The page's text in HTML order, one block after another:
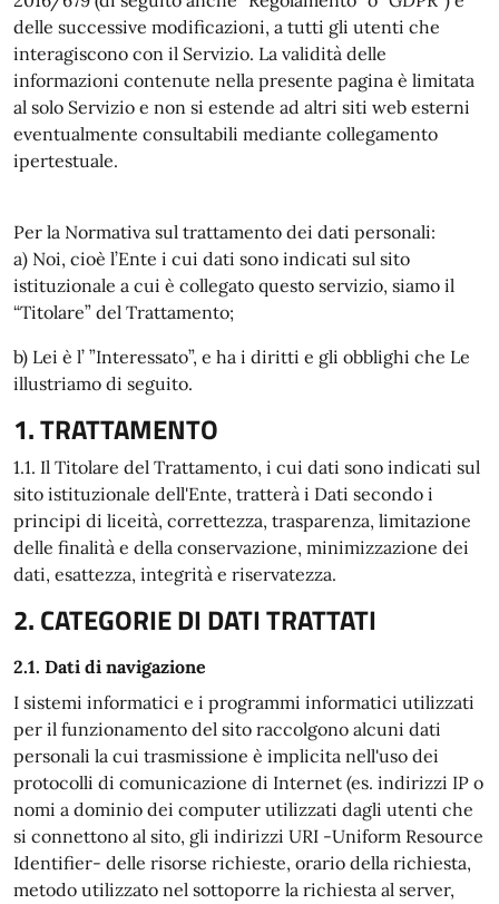
delle successive modificazioni, a tutti gli utenti che
interagiscono con il Servizio. La validità delle
informazioni contenute nella presente pagina è limitata
al solo Servizio e non si estende ad altri siti web esterni
eventualmente consultabili mediante collegamento
ipertestuale.
Per la Normativa sul trattamento dei dati personali:
a) Noi, cioè l’Ente i cui dati sono indicati sul sito
istituzionale a cui è collegato questo servizio, siamo il
“Titolare” del Trattamento;
b) Lei è l’ ”Interessato”, e ha i diritti e gli obblighi che Le
illustriamo di seguito.
1. TRATTAMENTO
1.1. Il Titolare del Trattamento, i cui dati sono indicati sul
sito istituzionale dell'Ente, tratterà i Dati secondo i
principi di liceità, correttezza, trasparenza, limitazione
delle finalità e della conservazione, minimizzazione dei
dati, esattezza, integrità e riservatezza.
2. CATEGORIE DI DATI TRATTATI
2.1. Dati di navigazione
I sistemi informatici e i programmi informatici utilizzati
per il funzionamento del sito raccolgono alcuni dati
personali la cui trasmissione è implicita nell'uso dei
protocolli di comunicazione di Internet (es. indirizzi IP o
nomi a dominio dei computer utilizzati dagli utenti che
si connettono al sito, gli indirizzi URI -Uniform Resource
Identifier- delle risorse richieste, orario della richiesta,
metodo utilizzato nel sottoporre la richiesta al server,